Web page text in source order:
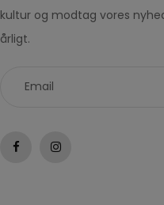
kultur og modtag vores
årligt.